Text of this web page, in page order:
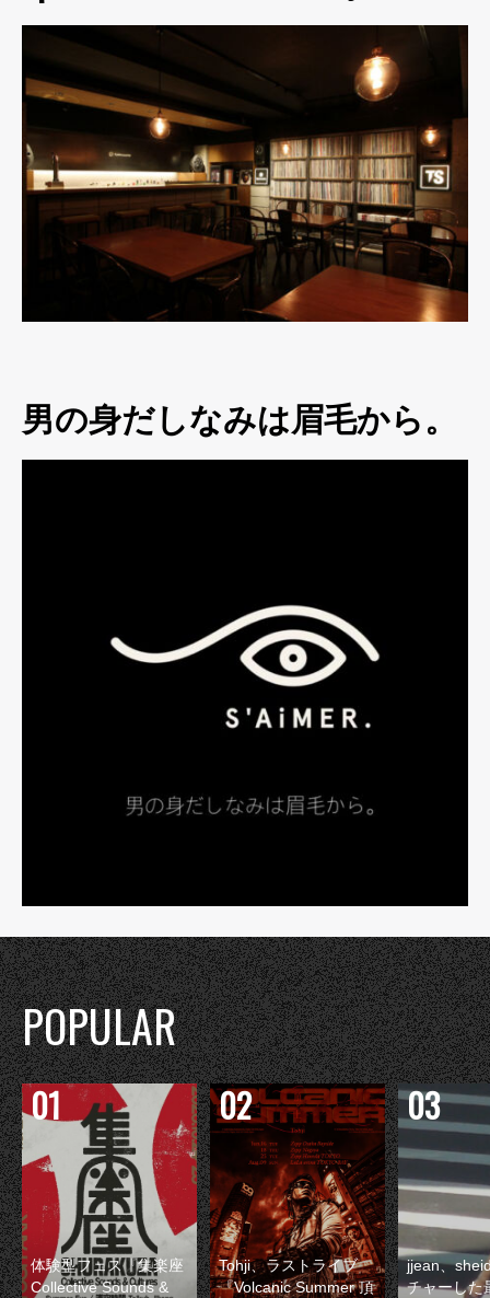
男の身だしなみは眉毛から。
POPULAR
体験型フェス『集楽座
Collective Sounds &
Tohji、ラストライブ
『Volcanic Summer 頂
jjean、
チャーした